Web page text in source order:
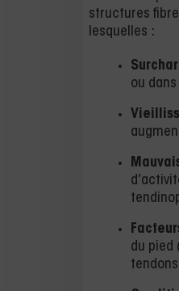
structures
lesquelles :
ou
du pied